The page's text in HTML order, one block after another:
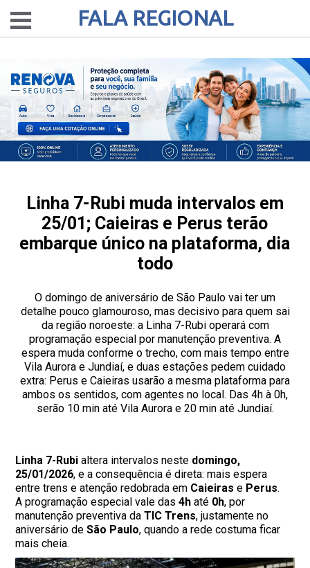
FALA REGIONAL
Linha 7-Rubi muda intervalos em
25/01; Caieiras e Perus terão
embarque único na plataforma, dia
todo
O domingo de aniversário de São Paulo vai ter um
detalhe pouco glamouroso, mas decisivo para quem sai
da região noroeste: a Linha 7-Rubi operará com
programação especial por manutenção preventiva. A
espera muda conforme o trecho, com mais tempo entre
Vila Aurora e Jundiaí, e duas estações pedem cuidado
extra: Perus e Caieiras usarão a mesma plataforma para
ambos os sentidos, com agentes no local. Das 4h à 0h,
serão 10 min até Vila Aurora e 20 min até Jundiaí.
Linha 7-Rubi altera intervalos neste domingo,
25/01/2026, e a consequência é direta: mais espera
entre trens e atenção redobrada em Caieiras e Perus.
A programação especial vale das4h até 0h, por
manutenção preventiva daTIC Trens, justamente no
aniversário deSão Paulo, quando a rede costuma ficar
mais cheia.